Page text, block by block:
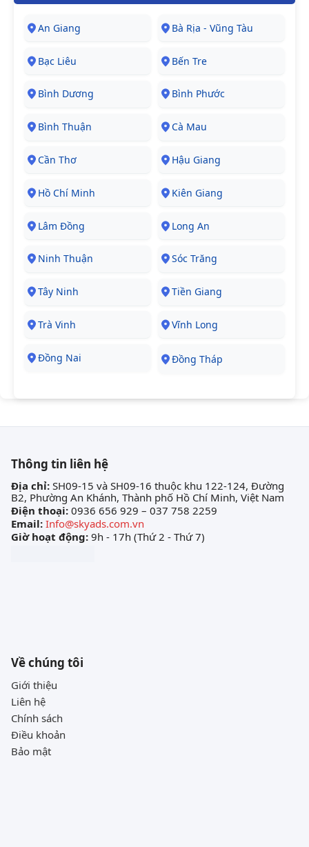
An Giang Bà Rịa - Vũng Tàu
Bạc Liêu Bến Tre
Bình Dương Bình Phước
Bình Thuận Cà Mau
Cần Thơ Hậu Giang
Hồ Chí Minh Kiên Giang
Lâm Đồng Long An
Ninh Thuận Sóc Trăng
Tây Ninh Tiền Giang
Trà Vinh Vĩnh Long
Đồng Nai Đồng Tháp
Thông tin liên hệ
Địa chỉ: SH09-15 và SH09-16 thuộc khu 122-124, Đường
B2, Phường An Khánh, Thành phố Hồ Chí Minh, Việt Nam
Điện thoại: 0936 656 929 – 037 758 2259
Email: Info@skyads.com.vn
Giờ hoạt động: 9h - 17h (Thứ 2 - Thứ 7)
Về chúng tôi
Giới thiệu
Liên hệ
Chính sách
Điều khoản
Bảo mật